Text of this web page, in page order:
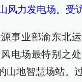
风力发电场。受
事业部渝东北
电场最特别之
山地智慧场站。